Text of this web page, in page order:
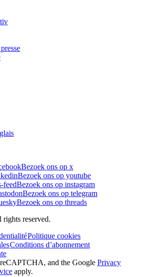
Bezoek ons op x
Bezoek ons op youtube
feedBezoek ons op instagram
Bezoek ons op telegram
Bezoek ons op threads
reserved.
Politique cookies
Conditions d’abonnement
and the Google Privacy
apply.